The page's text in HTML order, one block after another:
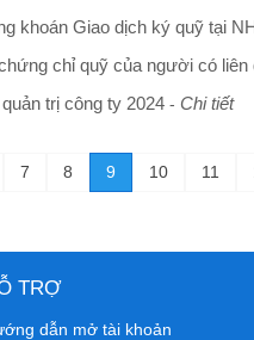
khoán Giao dịch ký quỹ tại
chỉ quỹ của người có
trị công ty 2024 - Chi tiết
7 8 9 10 11
TRỢ
dẫn mở tài khoản